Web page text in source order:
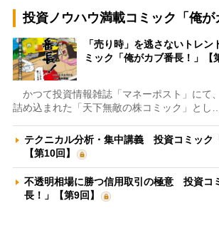
投資ノウハウ満載コミック「俺が
「売り時」を逃さないトレ
ミック「俺がカブ番長！」【
かつて投資情報雑誌「マネーポスト」にて
詰め込まれた「天下無敵の株コミック」とし…
テクニカル分析・集中講義 投資コミック
【第10回】
不透明相場に勝つ信用取引の極意 投資コ
長！」【第9回】